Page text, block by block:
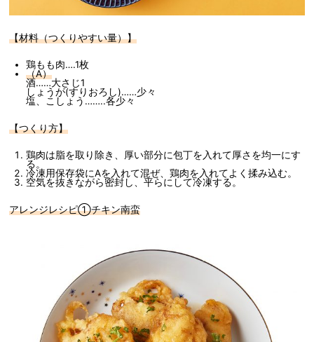
【材料（つくりやすい量）】
鶏もも肉….1枚
（A）
酒……大さじ1
しょうが(すりおろし)……少々
塩、こしょう……..各少々
【つくり方】
鶏肉は脂を取り除き、厚い部分に包丁を入れて厚さを均一にす
る。
冷凍用保存袋にAを入れて混ぜ、鶏肉を入れてよく揉み込む。
空気を抜きながら密封し、平らにして冷凍する。
アレンジレシピ①チキン南蛮